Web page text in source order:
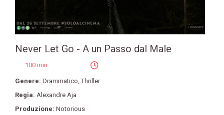
Never Let Go - A un Passo dal Male
100 min
Genere: Drammatico,Thriller
Regia: Alexandre Aja
Produzione: Notorious